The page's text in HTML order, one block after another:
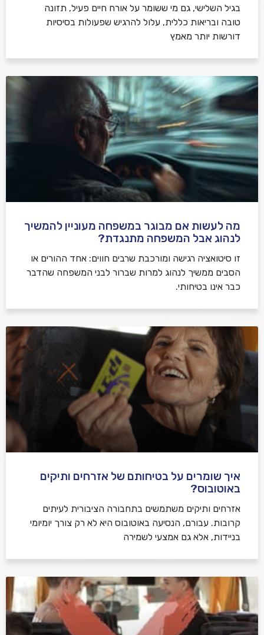
בגיל השלישי, גם מי ששומר על אורח חיים פעיל, תזונה
טובה ובריאות כללית, עלול להרגיש שפעולות בסיסיות
דורשות יותר מאמץ
מה לעשות אם מבוגר במשפחה מעוניין להמשיך
לנהוג אבל המשפחה מתנגדת?
זו סיטואציה רגישה ומורכבת שרבים חווים: אחד ההורים או
הסבים ממשיך לנהוג למרות שברור לבני המשפחה שהדבר
כבר אינו בטיחותי.
איך שומרים על בטיחותם של אזרחים ותיקים
באוטובוס?
אזרחים ותיקים משתמשים בתחבורה הציבורית לעיתים
קרובות. עבורם, הנסיעה באוטובוס היא לא רק צורך יומיומי
בניידות, אלא גם אמצעי לשמירה